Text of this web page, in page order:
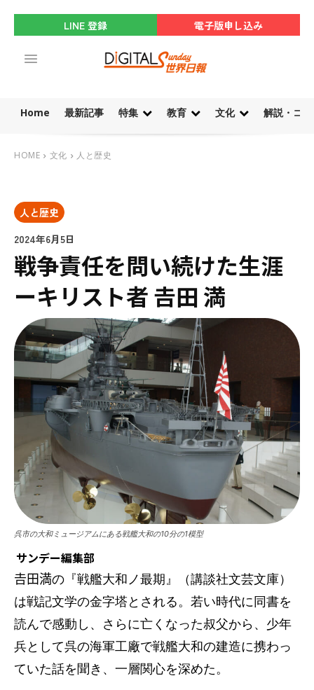
LINE 登録 電子版申し込み
Home 最新記事 特集 教育 文化 解説・コ
HOME 文化 人と歴史
人と歴史
2024年6月5日
戦争責任を問い続けた生涯
ーキリスト者 𠮷田 満
呉市の大和ミュージアムにある戦艦大和の10分の1模型
サンデー編集部
𠮷田満の『戦艦大和ノ最期』（講談社文芸文庫）
は戦記文学の金字塔とされる。若い時代に同書を
読んで感動し、さらに亡くなった叔父から、少年
兵として呉の海軍工廠で戦艦大和の建造に携わっ
ていた話を聞き、一層関心を深めた。